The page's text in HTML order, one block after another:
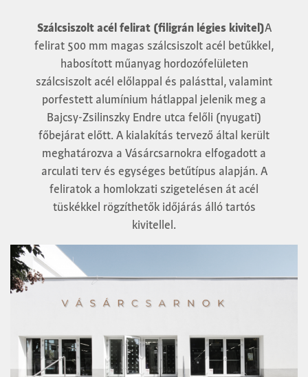
Szálcsiszolt acél felirat (filigrán légies kivitel)A
felirat 500 mm magas szálcsiszolt acél betűkkel,
habosított műanyag hordozófelületen
szálcsiszolt acél előlappal és palásttal, valamint
porfestett alumínium hátlappal jelenik meg a
Bajcsy-Zsilinszky Endre utca felőli (nyugati)
főbejárat előtt. A kialakítás tervező által került
meghatározva a Vásárcsarnokra elfogadott a
arculati terv és egységes betűtípus alapján. A
feliratok a homlokzati szigetelésen át acél
tüskékkel rögzíthetők időjárás álló tartós
kivitellel.